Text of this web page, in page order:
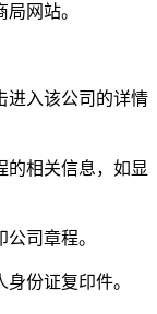
网站。
进入该公司的详情
的相关信息，如显
司章程。
身份证复印件。